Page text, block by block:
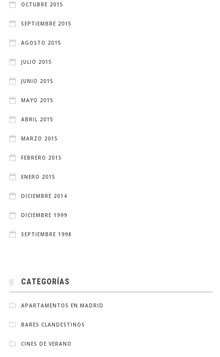
OCTUBRE 2015
SEPTIEMBRE 2015
AGOSTO 2015
JULIO 2015
JUNIO 2015
MAYO 2015
ABRIL 2015
MARZO 2015
FEBRERO 2015
ENERO 2015
DICIEMBRE 2014
DICIEMBRE 1999
SEPTIEMBRE 1998
CATEGORÍAS
APARTAMENTOS EN MADRID
BARES CLANDESTINOS
CINES DE VERANO